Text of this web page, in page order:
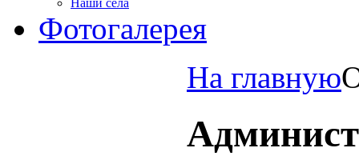
Наши села
Фотогалерея
На главную